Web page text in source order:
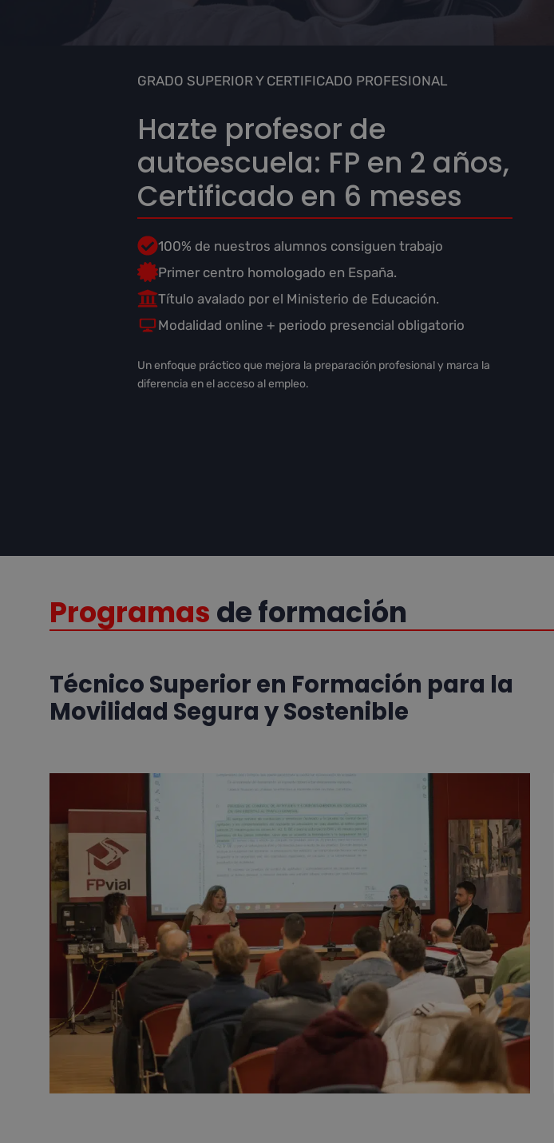
GRADO SUPERIOR Y CERTIFICADO PROFESIONAL
Hazte profesor de
autoescuela: FP en 2 años,
Certificado en 6 meses
100% de nuestros alumnos consiguen trabajo
Primer centro homologado en España.
Título avalado por el Ministerio de Educación.
Modalidad online + periodo presencial obligatorio
Un enfoque práctico que mejora la preparación profesional y marca la
diferencia en el acceso al empleo.
Programas de formación
Técnico Superior en Formación para la
Movilidad Segura y Sostenible